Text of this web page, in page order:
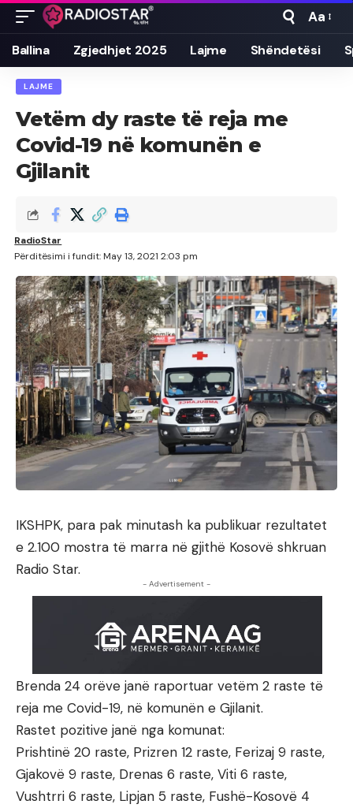
Font
Resizer
Aa
Ballina Zgjedhjet 2025 Lajme Shëndetësi
LAJME
Vetëm dy raste të reja me
Covid-19 në komunën e
Gjilanit
Përditësimi i fundit: May 13, 2021 2:03 pm
RadioStar
IKSHPK, para pak minutash ka publikuar rezultatet
e 2.100 mostra të marra në gjithë Kosovë shkruan
Radio Star.
- Advertisement -
Brenda 24 orëve janë raportuar vetëm 2 raste të
reja me Covid-19, në komunën e Gjilanit.
Rastet pozitive janë nga komunat:
Prishtinë 20 raste, Prizren 12 raste, Ferizaj 9 raste,
Gjakovë 9 raste, Drenas 6 raste, Viti 6 raste,
Vushtrri 6 raste, Lipjan 5 raste, Fushë-Kosovë 4